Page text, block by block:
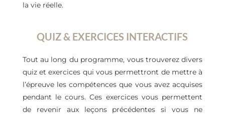
la vie réelle.
QUIZ & EXERCICES INTERACTIFS
Tout au long du programme, vous trouverez divers
quiz et exercices qui vous permettront de mettre à
l’épreuve les compétences que vous avez acquises
pendant le cours. Ces exercices vous permettent
de revenir aux leçons précédentes si vous ne